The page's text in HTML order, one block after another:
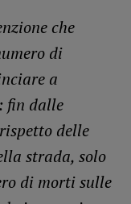
che
di
a
fin dalle
delle
strada, solo
di morti sulle